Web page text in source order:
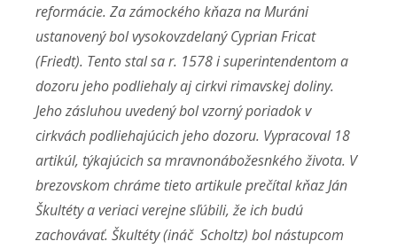
reformácie. Za zámockého kňaza na Muráni
ustanovený bol vysokovzdelaný Cyprian Fricat
(Friedt). Tento stal sa r. 1578 i superintendentom a
dozoru jeho podliehaly aj cirkvi rimavskej doliny.
Jeho zásluhou uvedený bol vzorný poriadok v
cirkvách podliehajúcich jeho dozoru. Vypracoval 18
artikúl, týkajúcich sa mravnonábožesnkého života. V
brezovskom chráme tieto artikule prečítal kňaz Ján
Škultéty a veriaci verejne sľúbili, že ich budú
zachovávať. Škultéty (ináč Scholtz) bol nástupcom